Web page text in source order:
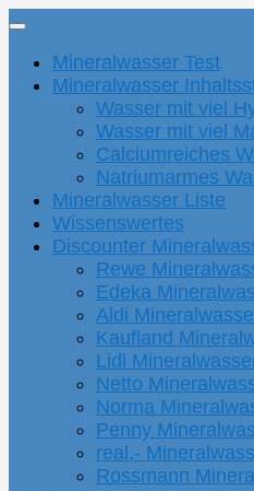
Mineralwasser Test
Mineralwasser
Wasser mit viel
Wasser mit viel
Calciumreiches
Natriumarmes
Mineralwasser Liste
Wissenswertes
Discounter
Rewe
Edeka
Aldi
Kaufland
Lidl
Netto
Norma
Penny
real,-
Rossmann